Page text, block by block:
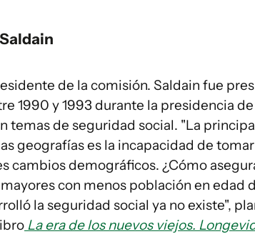
de la comisión. Saldain fue
1990 y 1993 durante la presidencia
temas de seguridad social. "La
geografías es la incapacidad de
cambios demográficos. ¿Cómo
con menos población en edad
la seguridad social ya no existe",
La era de los nuevos viejos.